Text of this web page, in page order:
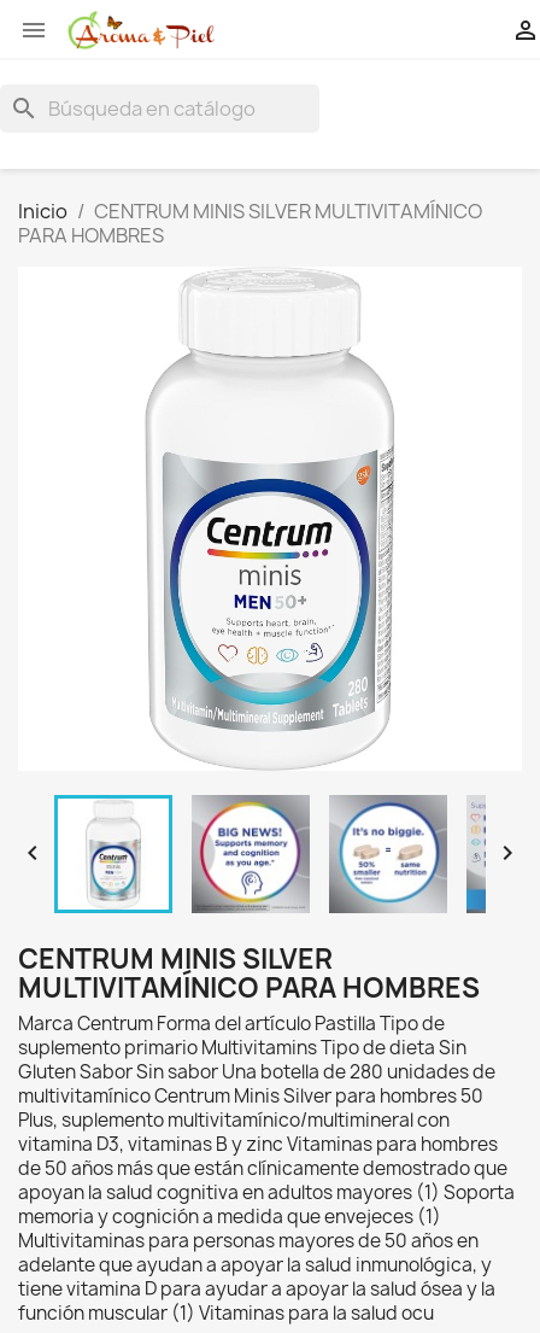
 
search
Inicio
CENTRUM MINIS SILVER MULTIVITAMÍNICO
PARA HOMBRES
 
CENTRUM MINIS SILVER
MULTIVITAMÍNICO PARA HOMBRES
Marca Centrum Forma del artículo Pastilla Tipo de
suplemento primario Multivitamins Tipo de dieta Sin
Gluten Sabor Sin sabor Una botella de 280 unidades de
multivitamínico Centrum Minis Silver para hombres 50
Plus, suplemento multivitamínico/multimineral con
vitamina D3, vitaminas B y zinc Vitaminas para hombres
de 50 años más que están clínicamente demostrado que
apoyan la salud cognitiva en adultos mayores (1) Soporta
memoria y cognición a medida que envejeces (1)
Multivitaminas para personas mayores de 50 años en
adelante que ayudan a apoyar la salud inmunológica, y
tiene vitamina D para ayudar a apoyar la salud ósea y la
función muscular (1) Vitaminas para la salud ocu